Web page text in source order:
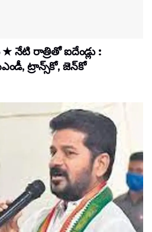
★ నేటి రాత్రితో ఐదేండ్లు :
ట్రాన్స్‌కో, జెన్‌కో